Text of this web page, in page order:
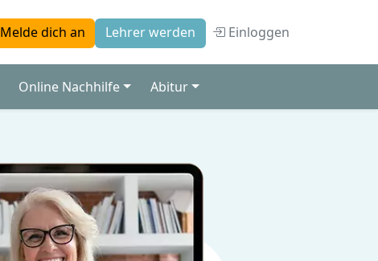
Melde dich an Lehrer werden Einloggen
Online Nachhilfe Abitur